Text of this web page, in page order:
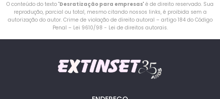
O conteúdo do texto "Desratização para empresas" é de direito reservado. Sua
reprodução, parcial ou total, mesmo citando nossos links, é proibida sem a
autorização do autor. Crime de violação de direito autoral – artigo 184 do Código
Penal – Lei 9610/98 - Lei de direitos autorais.